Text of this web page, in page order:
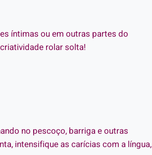
íntimas ou em outras partes do
rolar solta!
no pescoço, barriga e outras
intensifique as carícias com a língua,